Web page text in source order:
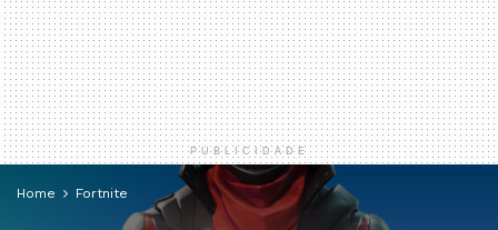
PUBLICIDADE
Home Fortnite